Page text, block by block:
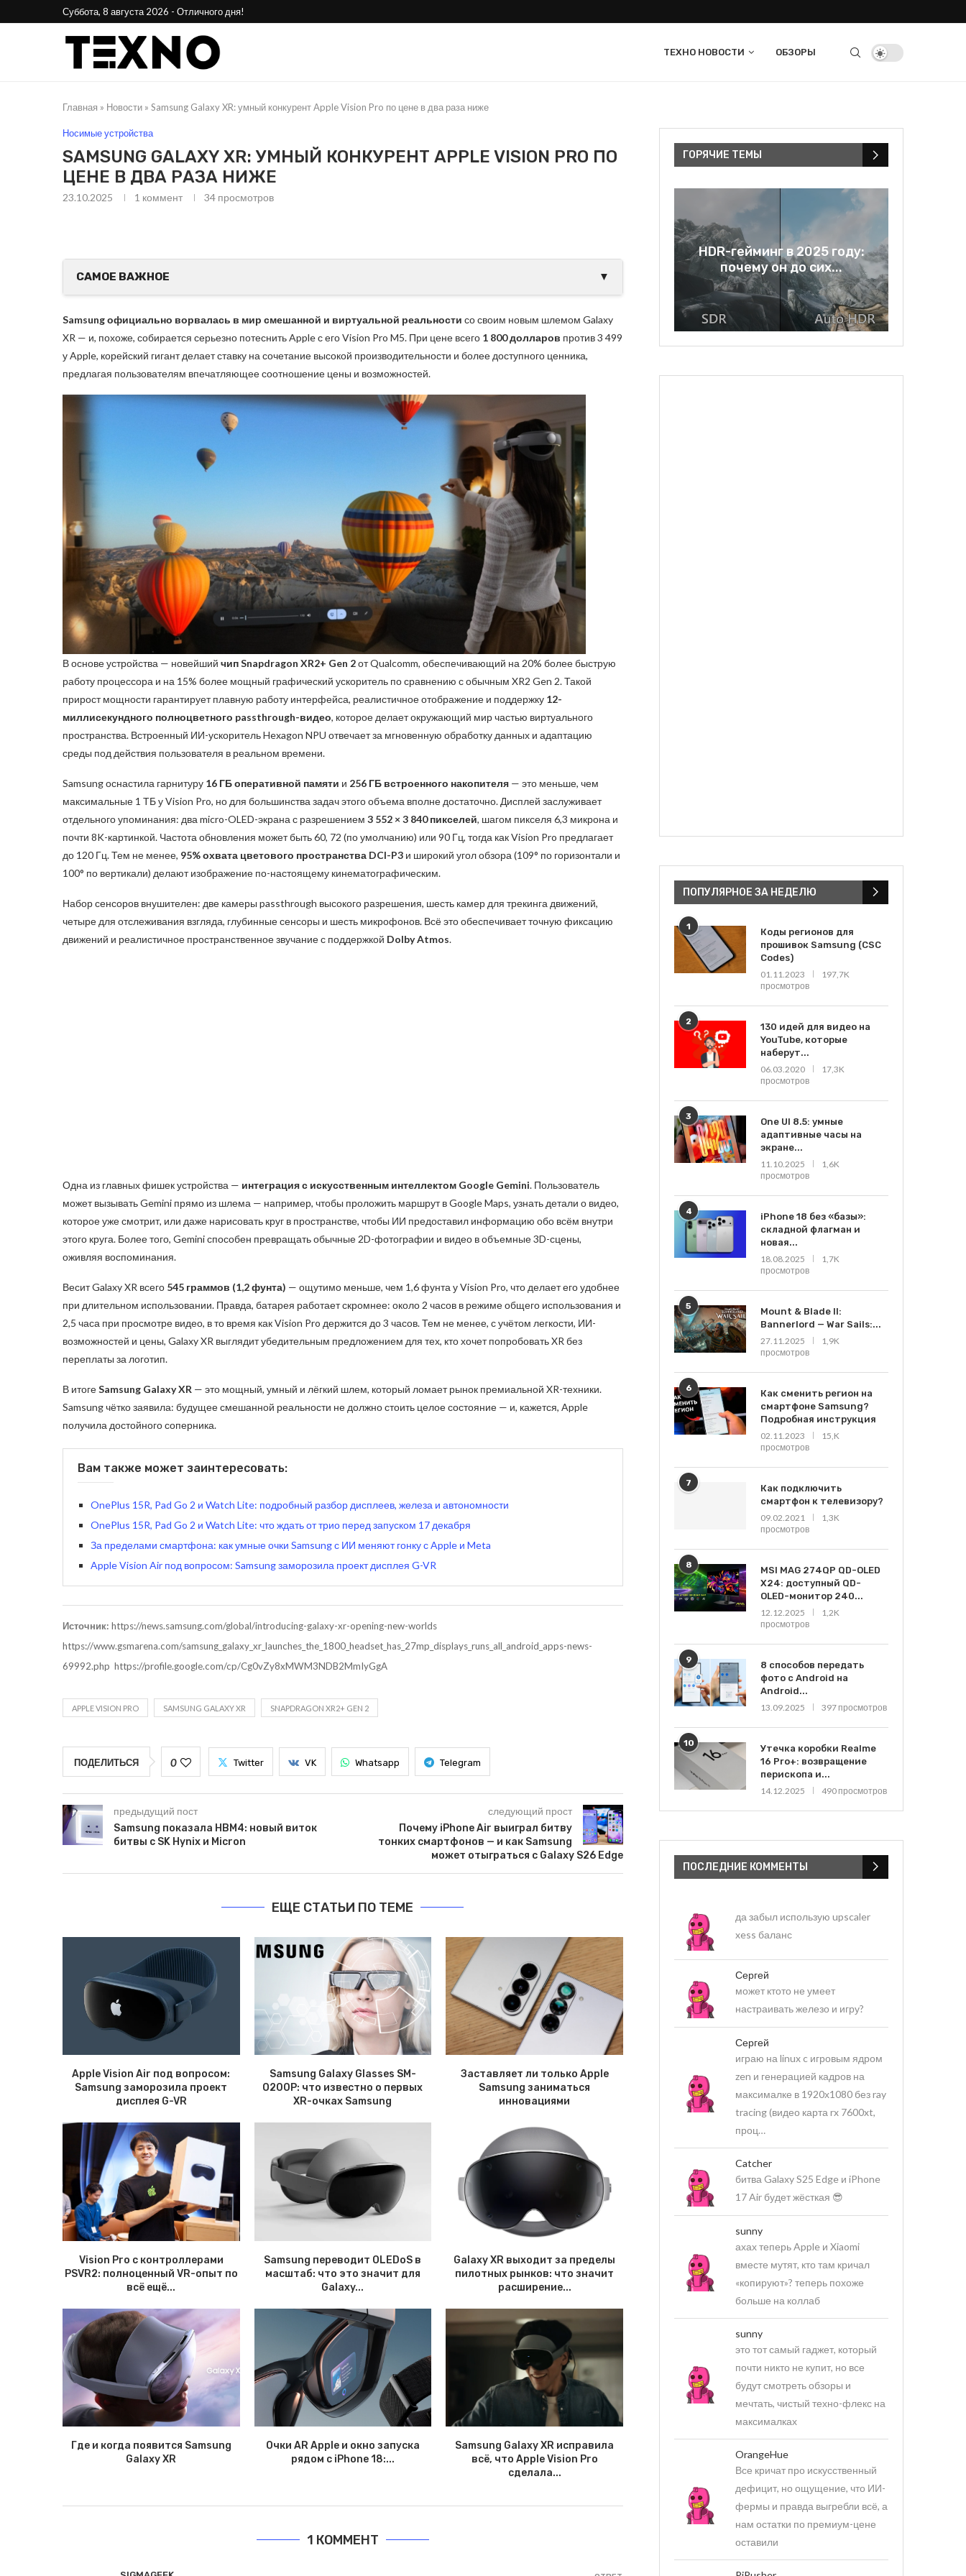
Суббота, 8 августа 2026 - Отличного дня!
ТЕХНО НОВОСТИ ОБЗОРЫ
Главная » Новости » Samsung Galaxy XR: умный конкурент Apple Vision Pro по цене в два раза ниже
Носимые устройства
SAMSUNG GALAXY XR: УМНЫЙ КОНКУРЕНТ APPLE VISION PRO ПО
ЦЕНЕ В ДВА РАЗА НИЖЕ
23.10.2025 1 коммент 34 просмотров
САМОЕ ВАЖНОЕ ▼
Samsung официально ворвалась в мир смешанной и виртуальной реальности со своим новым шлемом Galaxy
XR — и, похоже, собирается серьезно потеснить Apple с его Vision Pro M5. При цене всего 1 800 долларов против 3 499
у Apple, корейский гигант делает ставку на сочетание высокой производительности и более доступного ценника,
предлагая пользователям впечатляющее соотношение цены и возможностей.
В основе устройства — новейший чип Snapdragon XR2+ Gen 2от Qualcomm, обеспечивающий на 20% более быструю
работу процессора и на 15% более мощный графический ускоритель по сравнению с обычным XR2 Gen 2. Такой
прирост мощности гарантирует плавную работу интерфейса, реалистичное отображение и поддержку 12-
миллисекундного полноцветного passthrough-видео, которое делает окружающий мир частью виртуального
пространства. Встроенный ИИ-ускоритель Hexagon NPU отвечает за мгновенную обработку данных и адаптацию
среды под действия пользователя в реальном времени.
Samsung оснастила гарнитуру 16 ГБ оперативной памяти и 256 ГБ встроенного накопителя — это меньше, чем
максимальные 1 ТБ у Vision Pro, но для большинства задач этого объема вполне достаточно. Дисплей заслуживает
отдельного упоминания: два micro-OLED-экрана с разрешением 3 552 × 3 840 пикселей, шагом пикселя 6,3 микрона и
почти 8K-картинкой. Частота обновления может быть 60, 72 (по умолчанию) или 90 Гц, тогда как Vision Pro предлагает
до 120 Гц. Тем не менее, 95% охвата цветового пространства DCI-P3 и широкий угол обзора (109° по горизонтали и
100° по вертикали) делают изображение по-настоящему кинематографическим.
Набор сенсоров внушителен: две камеры passthrough высокого разрешения, шесть камер для трекинга движений,
четыре для отслеживания взгляда, глубинные сенсоры и шесть микрофонов. Всё это обеспечивает точную фиксацию
движений и реалистичное пространственное звучание с поддержкой Dolby Atmos.
Одна из главных фишек устройства — интеграция с искусственным интеллектом Google Gemini. Пользователь
может вызывать Gemini прямо из шлема — например, чтобы проложить маршрут в Google Maps, узнать детали о видео,
которое уже смотрит, или даже нарисовать круг в пространстве, чтобы ИИ предоставил информацию обо всём внутри
этого круга. Более того, Gemini способен превращать обычные 2D-фотографии и видео в объемные 3D-сцены,
оживляя воспоминания.
Весит Galaxy XR всего 545 граммов (1,2 фунта) — ощутимо меньше, чем 1,6 фунта у Vision Pro, что делает его удобнее
при длительном использовании. Правда, батарея работает скромнее: около 2 часов в режиме общего использования и
2,5 часа при просмотре видео, в то время как Vision Pro держится до 3 часов. Тем не менее, с учётом легкости, ИИ-
возможностей и цены, Galaxy XR выглядит убедительным предложением для тех, кто хочет попробовать XR без
переплаты за логотип.
В итогеSamsung Galaxy XR — это мощный, умный и лёгкий шлем, который ломает рынок премиальной XR-техники.
Samsung чётко заявила: будущее смешанной реальности не должно стоить целое состояние — и, кажется, Apple
получила достойного соперника.
Вам также может заинтересовать:
OnePlus 15R, Pad Go 2 и Watch Lite: подробный разбор дисплеев, железа и автономности
OnePlus 15R, Pad Go 2 и Watch Lite: что ждать от трио перед запуском 17 декабря
За пределами смартфона: как умные очки Samsung с ИИ меняют гонку с Apple и Meta
Apple Vision Air под вопросом: Samsung заморозила проект дисплея G-VR
Источник: https://news.samsung.com/global/introducing-galaxy-xr-opening-new-worlds
https://www.gsmarena.com/samsung_galaxy_xr_launches_the_1800_headset_has_27mp_displays_runs_all_android_apps-news-
69992.php https://profile.google.com/cp/Cg0vZy8xMWM3NDB2MmIyGgA
APPLE VISION PRO SAMSUNG GALAXY XR SNAPDRAGON XR2+ GEN 2
ПОДЕЛИТЬСЯ 0 Twitter VK Whatsapp Telegram
предыдущий пост
Samsung показала HBM4: новый виток
битвы с SK Hynix и Micron
следующий прост
Почему iPhone Air выиграл битву
тонких смартфонов — и как Samsung
может отыграться с Galaxy S26 Edge
ЕЩЕ СТАТЬИ ПО ТЕМЕ
Apple Vision Air под вопросом:
Samsung заморозила проект
дисплея G-VR
Samsung Galaxy Glasses SM-
O200P: что известно о первых
XR-очках Samsung
Заставляет ли только Apple
Samsung заниматься
инновациями
Vision Pro с контроллерами
PSVR2: полноценный VR-опыт по
всё ещё...
Samsung переводит OLEDoS в
масштаб: что это значит для
Galaxy...
Galaxy XR выходит за пределы
пилотных рынков: что значит
расширение...
Где и когда появится Samsung
Galaxy XR
Очки AR Apple и окно запуска
рядом с iPhone 18:...
Samsung Galaxy XR исправила
всё, что Apple Vision Pro
сделала...
1 КОММЕНТ
ГОРЯЧИЕ ТЕМЫ
HDR-гейминг в 2025 году:
почему он до сих...
ПОПУЛЯРНОЕ ЗА НЕДЕЛЮ
1
Коды регионов для
прошивок Samsung (CSC
Codes)
01.11.2023
197,7K
просмотров
2
130 идей для видео на
YouTube, которые
наберут...
06.03.2020
17,3K
просмотров
3
One UI 8.5: умные
адаптивные часы на
экране...
11.10.2025
1,6K
просмотров
4
iPhone 18 без «базы»:
складной флагман и
новая...
18.08.2025
1,7K
просмотров
5
Mount & Blade II:
Bannerlord — War Sails:...
27.11.2025
1,9K
просмотров
6
Как сменить регион на
смартфоне Samsung?
Подробная инструкция
02.11.2023
15,K
просмотров
7
Как подключить
смартфон к телевизору?
09.02.2021
1,3K
просмотров
8
MSI MAG 274QP QD-OLED
X24: доступный QD-
OLED-монитор 240...
12.12.2025
1,2K
просмотров
9
8 способов передать
фото с Android на
Android...
13.09.2025
397 просмотров
10
Утечка коробки Realme
16 Pro+: возвращение
перископа и...
14.12.2025
490 просмотров
ПОСЛЕДНИЕ КОММЕНТЫ
да забыл использую upscaler
xess баланс
Сергей
может ктото не умеет
настраивать железо и игру?
Сергей
играю на linux c игровым ядром
zen и генерацией кадров на
максималке в 1920х1080 без ray
tracing (видео карта rx 7600xt,
проц…
Catcher
битва Galaxy S25 Edge и iPhone
17 Air будет жёсткая 😎
sunny
ахах теперь Apple и Xiaomi
вместе мутят, кто там кричал
«копируют»? теперь похоже
больше на коллаб
sunny
это тот самый гаджет, который
почти никто не купит, но все
будут смотреть обзоры и
мечтать, чистый техно-флекс на
максималках
OrangeHue
Все кричат про искусственный
дефицит, но ощущение, что ИИ-
фермы и правда выгребли всё, а
нам остатки по премиум-цене
оставили